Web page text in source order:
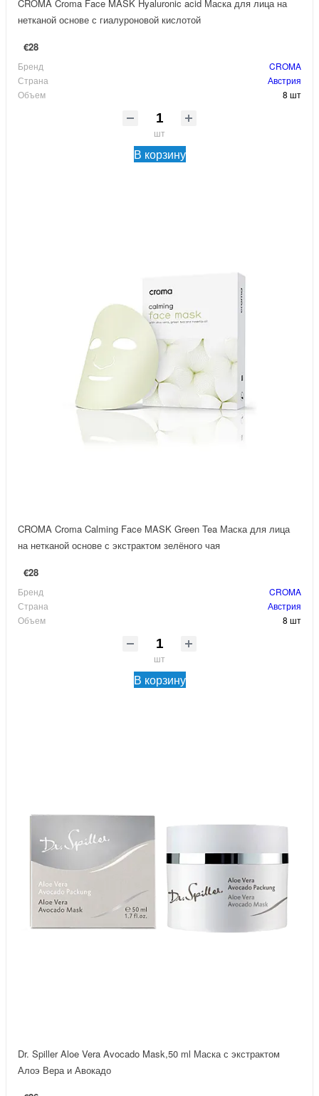
CROMA Croma Face MASK Hyaluronic acid Маска для лица на
нетканой основе с гиалуроновой кислотой
€28
Бренд
CROMA
Страна
Австрия
Объем
8 шт
шт
В корзину
CROMA Croma Calming Face MASK Green Tea Маска для лица
на нетканой основе с экстрактом зелёного чая
€28
Бренд
CROMA
Страна
Австрия
Объем
8 шт
шт
В корзину
Dr. Spiller Aloe Vera Avocado Mask,50 ml Маска с экстрактом
Алоэ Вера и Авокадо